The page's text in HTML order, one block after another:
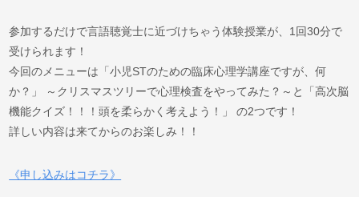
参加するだけで言語聴覚士に近づけちゃう体験授業が、1回30分で
受けられます！
今回のメニューは「小児STのための臨床心理学講座ですが、何
か？」 ～クリスマスツリーで心理検査をやってみた？～と「高次脳
機能クイズ！！！頭を柔らかく考えよう！」 の2つです！
詳しい内容は来てからのお楽しみ！！
《申し込みはコチラ》